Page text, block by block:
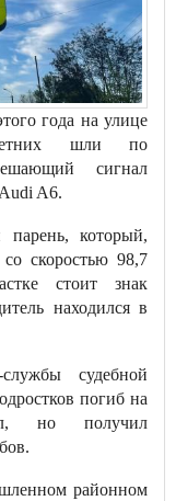
года на улице
шли по
сигнал
A6.
который,
скоростью 98,7
стоит знак
находился в
судебной
погиб на
но получил
районном